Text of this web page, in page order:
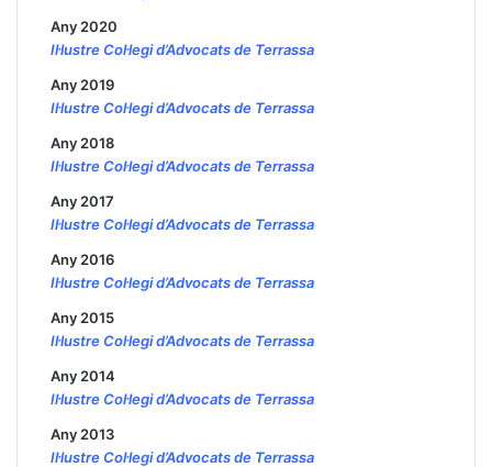
Any 2020
Il·lustre Col·legi d’Advocats de Terrassa
Any 2019
Il·lustre Col·legi d’Advocats de Terrassa
Any 2018
Il·lustre Col·legi d’Advocats de Terrassa
Any 2017
Il·lustre Col·legi d’Advocats de Terrassa
Any 2016
Il·lustre Col·legi d’Advocats de Terrassa
Any 2015
Il·lustre Col·legi d’Advocats de Terrassa
Any 2014
Il·lustre Col·legi d’Advocats de Terrassa
Any 2013
Il·lustre Col·legi d’Advocats de Terrassa